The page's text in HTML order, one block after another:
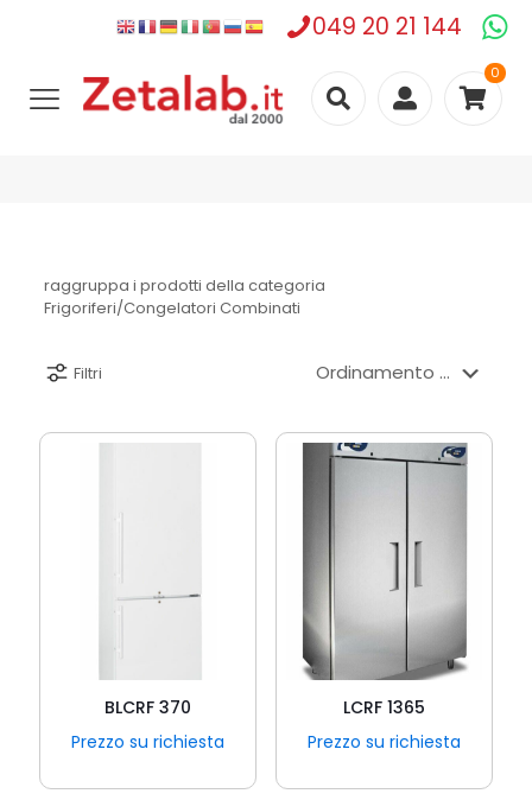
049 20 21 144
0
raggruppa i prodotti della categoria
Frigoriferi/Congelatori Combinati
Filtri
BLCRF 370
Prezzo su richiesta
LCRF 1365
Prezzo su richiesta